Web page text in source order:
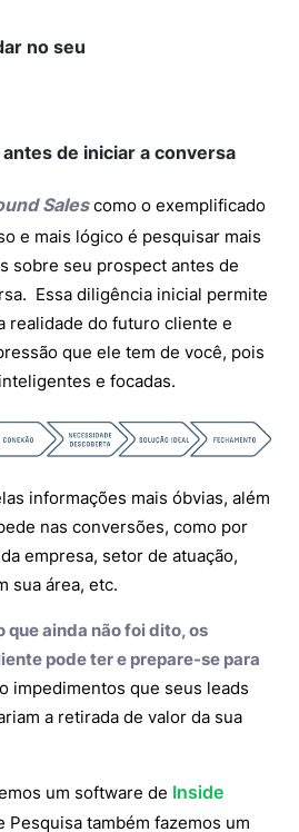
no seu
de iniciar a conversa
Salescomo o exemplificado
e mais lógico é pesquisar mais
sobre seu prospect antes de
Essa diligência inicial permite
realidade do futuro cliente e
que ele tem de você, pois
e focadas.
informações mais óbvias, além
nas conversões, como por
empresa, setor de atuação,
sua área, etc.
que ainda não foi dito, os
pode ter e prepare-se para
impedimentos que seus leads
a retirada de valor da sua
um software de Inside
Pesquisa também fazemos um